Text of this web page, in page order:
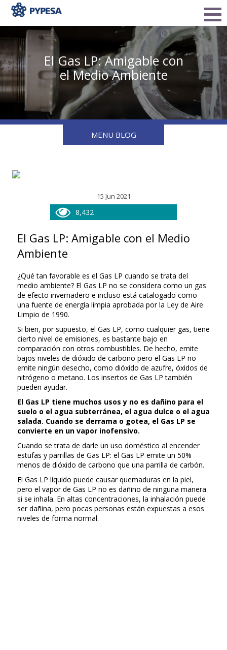
El Gas LP: Amigable con
el Medio Ambiente
MENU BLOG
15 Jun 2021
8,432
El Gas LP: Amigable con el Medio
Ambiente
¿Qué tan favorable es el Gas LP cuando se trata del
medio ambiente? El Gas LP no se considera como un gas
de efecto invernadero e incluso está catalogado como
una fuente de energía limpia aprobada por la Ley de Aire
Limpio de 1990.
Si bien, por supuesto, el Gas LP, como cualquier gas, tiene
cierto nivel de emisiones, es bastante bajo en
comparación con otros combustibles. De hecho, emite
bajos niveles de dióxido de carbono pero el Gas LP no
emite ningún desecho, como dióxido de azufre, óxidos de
nitrógeno o metano. Los insertos de Gas LP también
pueden ayudar.
El Gas LP tiene muchos usos y no es dañino para el
suelo o el agua subterránea, el agua dulce o el agua
salada. Cuando se derrama o gotea, el Gas LP se
convierte en un vapor inofensivo.
Cuando se trata de darle un uso doméstico al encender
estufas y parrillas de Gas LP: el Gas LP emite un 50%
menos de dióxido de carbono que una parrilla de carbón.
El Gas LP líquido puede causar quemaduras en la piel,
pero el vapor de Gas LP no es dañino de ninguna manera
si se inhala. En altas concentraciones, la inhalación puede
ser dañina, pero pocas personas están expuestas a esos
niveles de forma normal.